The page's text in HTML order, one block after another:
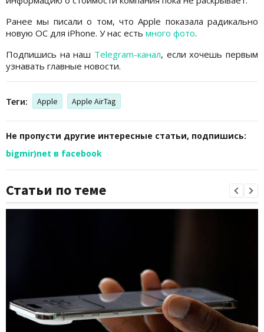
Ранее мы писали о том, что Apple показала радикально
новую ОС для iPhone. У нас есть много фото.
Подпишись на наш Telegram-канал, если хочешь первым
узнавать главные новости.
Теги: Apple Apple AirTag
Не пропусти другие интересные статьи, подпишись:
bigmir)net в facebook
Статьи по теме